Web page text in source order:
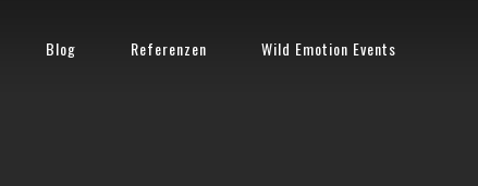
Blog Referenzen Wild Emotion Events